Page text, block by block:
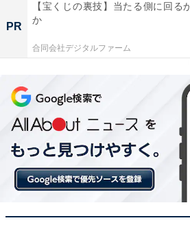
ているようです。
PR
【宝くじの裏技】当たる側に回る
か
合同会社デジタルファーム